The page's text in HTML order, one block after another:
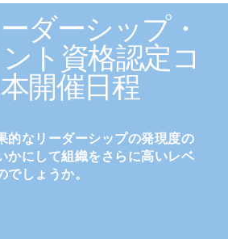
ダーシップ・
ト資格認定コ
開催日程
的なリーダーシップの発現度の
かにして組織をさらに高いレベ
しょうか。